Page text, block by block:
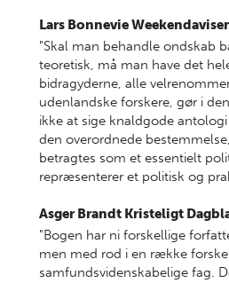
Lars Bonnevie
"Skal man behandle ondskab
teoretisk, må man have det
bidragyderne, alle
udenlandske forskere, gør i
ikke at sige knaldgode
den overordnede
betragtes som et essentielt
repræsenterer et politisk og
Asger Brandt Kristeligt
"Bogen har ni forskellige
men med rod i en række
samfundsvidenskabelige fag.